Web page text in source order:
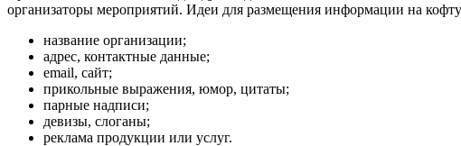
организаторы мероприятий. Идеи для размещения информации на
название организации;
адрес, контактные данные;
email, сайт;
прикольные выражения, юмор, цитаты;
парные надписи;
девизы, слоганы;
реклама продукции или услуг.